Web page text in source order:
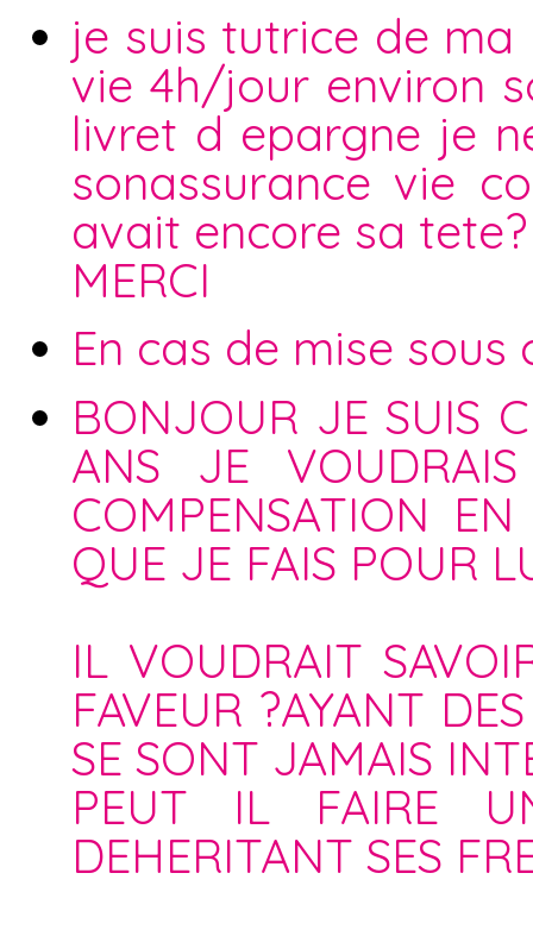
je suis tutrice de ma
vie 4h/jour environ
livret d epargne je
sonassurance vie
avait encore sa tete?
MERCI
En cas de mise
BONJOUR JE SUIS
ANS JE
COMPENSATION
QUE JE FAIS POUR
IL VOUDRAIT
FAVEUR ?AYANT
SE SONT JAMAIS
PEUT IL FAIRE
DEHERITANT SES